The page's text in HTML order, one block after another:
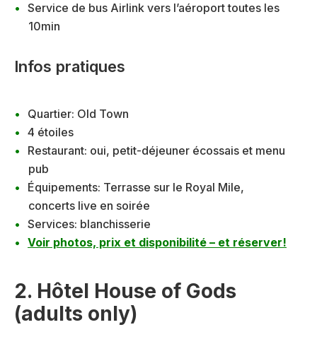
Service de bus Airlink vers l’aéroport toutes les
10min
Infos pratiques
Quartier: Old Town
4 étoiles
Restaurant: oui, petit-déjeuner écossais et menu
pub
Équipements: Terrasse sur le Royal Mile,
concerts live en soirée
Services: blanchisserie
Voir photos, prix et disponibilité – et réserver!
2. Hôtel House of Gods
(adults only)